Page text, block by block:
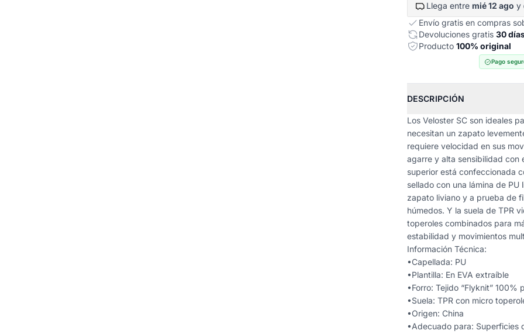
Llega entre mié 12 ago y
Envío gratis en compras
Devoluciones gratis 30
Producto 100% original
Pago
DESCRIPCIÓN
Los Veloster SC son ideales
necesitan un zapato
requiere velocidad en sus
agarre y alta sensibilidad con
superior está confeccionada
sellado con una lámina de PU
zapato liviano y a prueba de
húmedos. Y la suela de TPR
toperoles combinados para
estabilidad y movimientos
Información Técnica:
•Capellada: PU
•Plantilla: En EVA extraíble
•Forro: Tejido “Flyknit” 100%
•Suela: TPR con micro
•Origen: China
•Adecuado para: Superficies